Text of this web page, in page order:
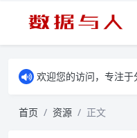
欢迎您的访问，专注于
首页 资源 正文